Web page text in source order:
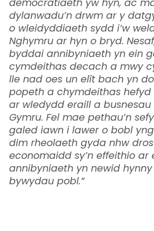
dylanwadu’n drwm ar y
o wleidyddiaeth sydd i’w
Nghymru ar hyn o bryd.
byddai annibyniaeth yn ein
cymdeithas decach a mwy
lle nad oes un elît bach yn
popeth a chymdeithas
ar wledydd eraill a busnesau
Gymru. Fel mae pethau’n
galed iawn i lawer o bobl
dim rheolaeth gyda nhw
economaidd sy’n effeithio ar
annibyniaeth yn newid
bywydau pobl.”